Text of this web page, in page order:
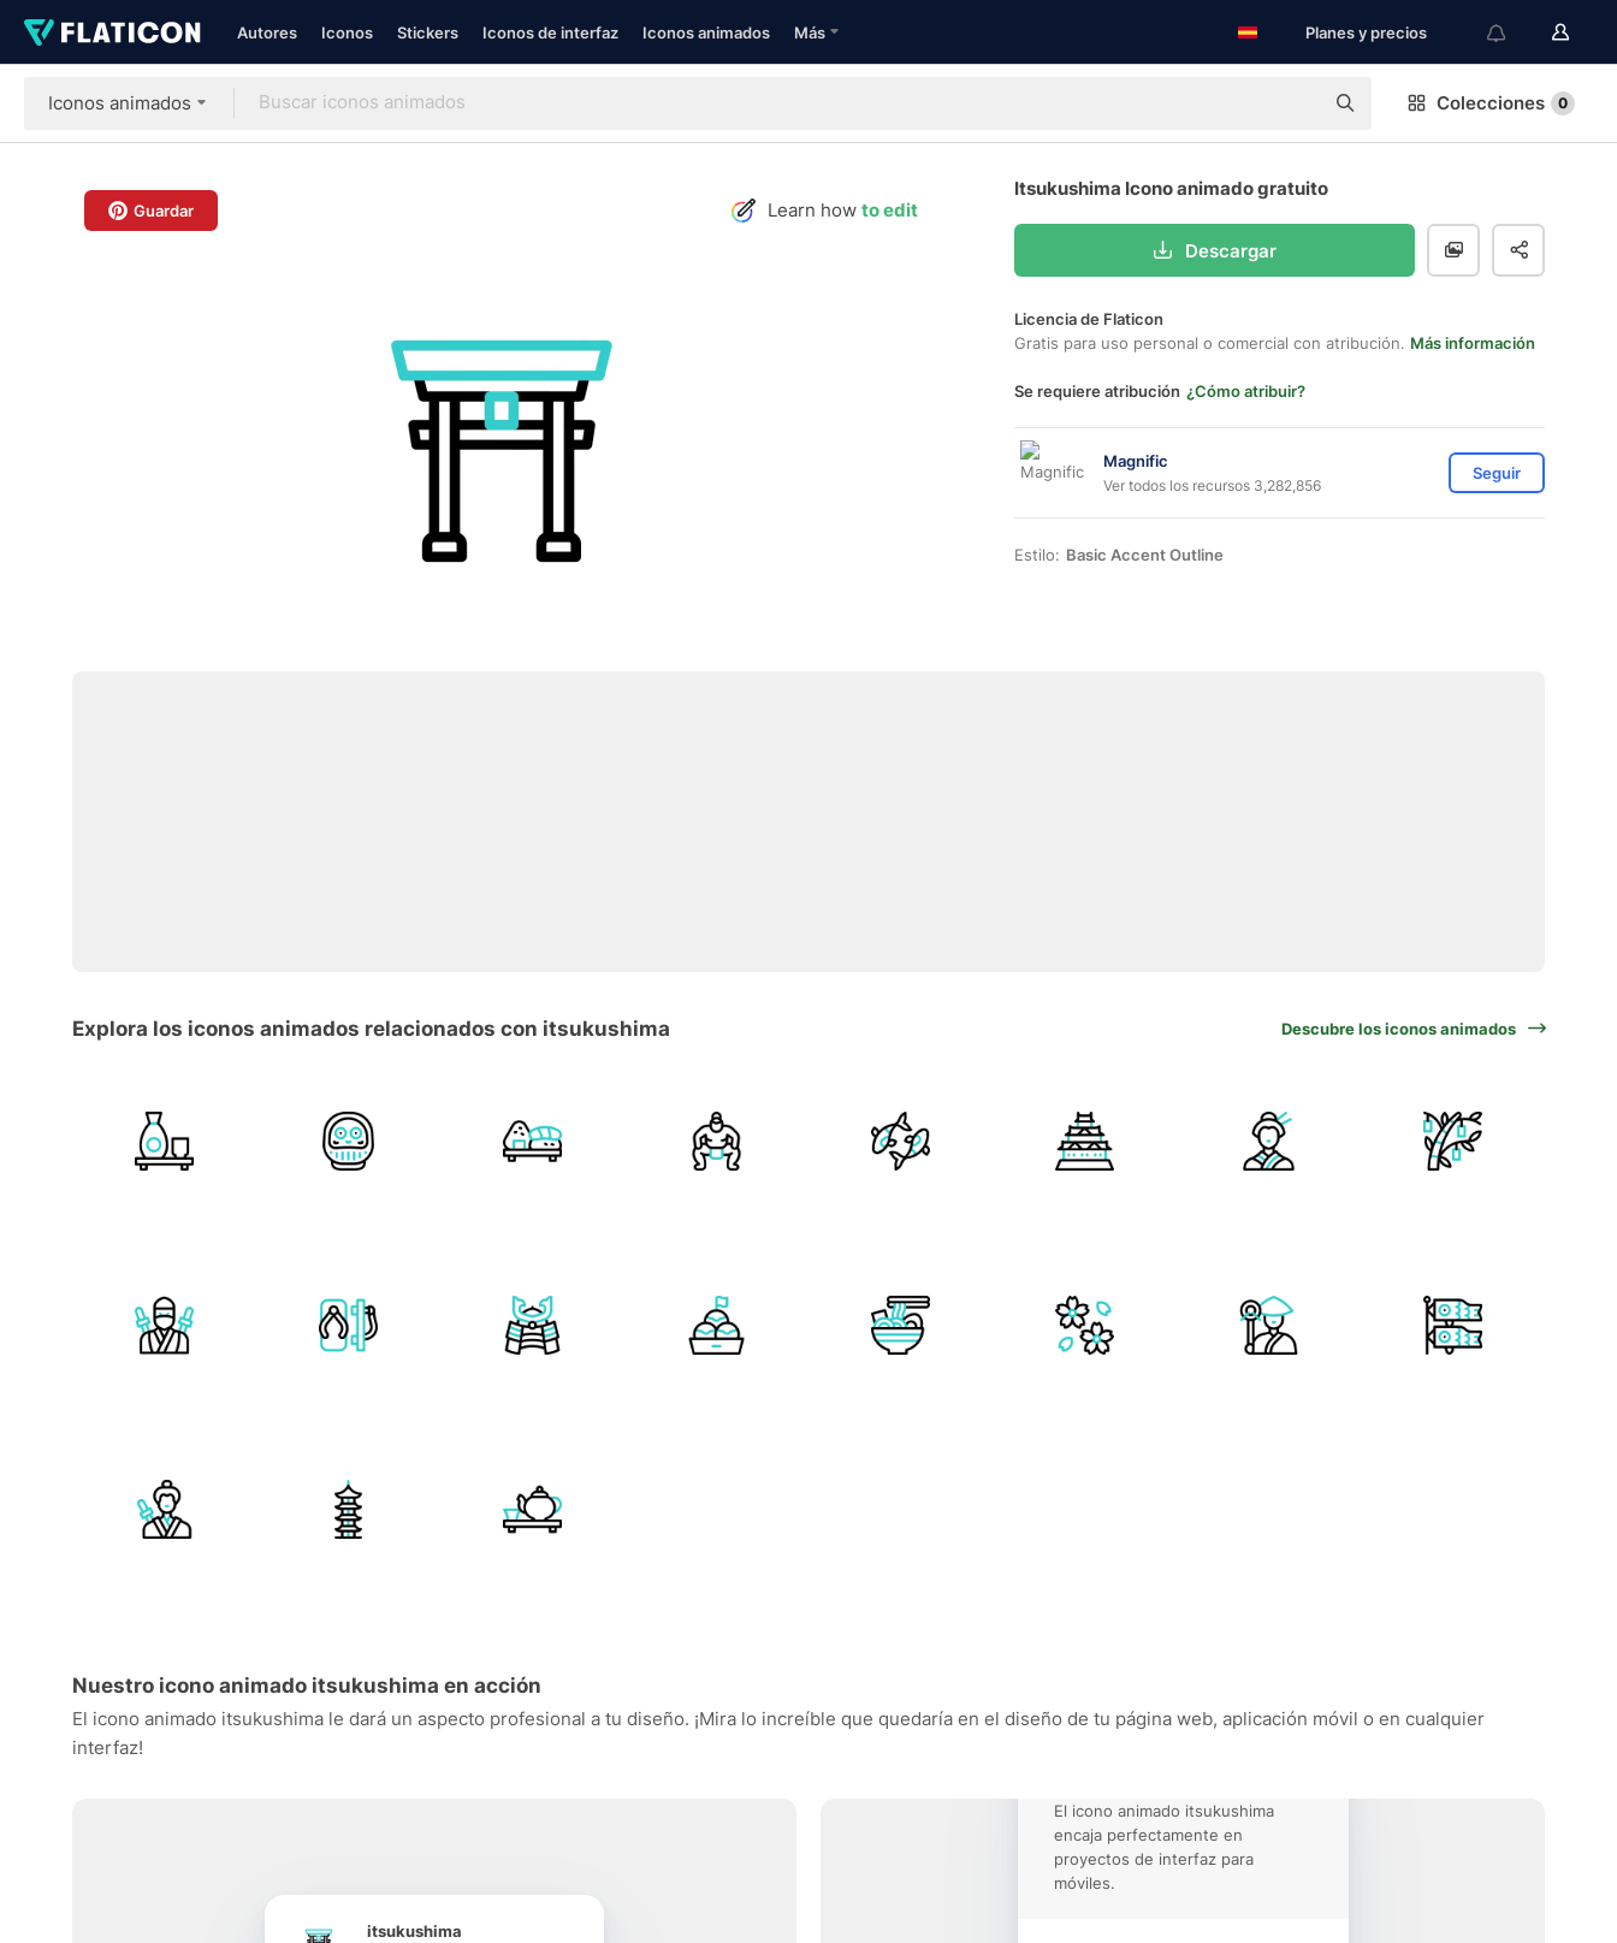
Autores Iconos Stickers Iconos de interfaz Iconos animados Más Planes y precios
Iconos animados Colecciones 0
Guardar Learn how to edit
Itsukushima Icono animado gratuito
Descargar
Licencia de Flaticon
Gratis para uso personal o comercial con atribución. Más información
Se requiere atribución ¿Cómo atribuir?
Magnific
Ver todos los recursos 3,282,856
Seguir
Estilo: Basic Accent Outline
Explora los iconos animados relacionados con itsukushima Descubre los iconos animados
Nuestro icono animado itsukushima en acción
El icono animado itsukushima le dará un aspecto profesional a tu diseño. ¡Mira lo increíble que quedaría en el diseño de tu página web, aplicación móvil o en cualquier
interfaz!
itsukushima
El icono animado itsukushima
encaja perfectamente en
proyectos de interfaz para
móviles.